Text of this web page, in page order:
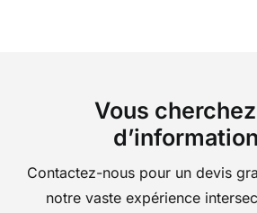
Vous
Contactez-nous pour un devis
notre vaste expérience